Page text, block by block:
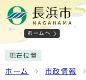
ホームへ
現在位置
ホーム 市政情報